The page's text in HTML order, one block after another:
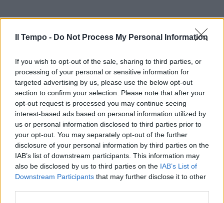
Il Tempo - Do Not Process My Personal Information
If you wish to opt-out of the sale, sharing to third parties, or
processing of your personal or sensitive information for
targeted advertising by us, please use the below opt-out
section to confirm your selection. Please note that after your
opt-out request is processed you may continue seeing
interest-based ads based on personal information utilized by
us or personal information disclosed to third parties prior to
your opt-out. You may separately opt-out of the further
disclosure of your personal information by third parties on the
IAB’s list of downstream participants. This information may
also be disclosed by us to third parties on the IAB’s List of
Downstream Participants that may further disclose it to other